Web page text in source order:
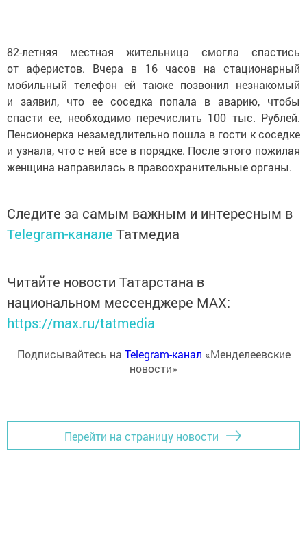
82-летняя местная жительница смогла спастись
от аферистов. Вчера в 16 часов на стационарный
мобильный телефон ей также позвонил незнакомый
и заявил, что ее соседка попала в аварию, чтобы
спасти ее, необходимо перечислить 100 тыс. Рублей.
Пенсионерка незамедлительно пошла в гости к соседке
и узнала, что с ней все в порядке. После этого пожилая
женщина направилась в правоохранительные органы.
Следите за самым важным и интересным в
Telegram-канале Татмедиа
Читайте новости Татарстана в
национальном мессенджере MАХ:
https://max.ru/tatmedia
Подписывайтесь на Telegram-канал «Менделеевские
новости»
Перейти на страницу новости